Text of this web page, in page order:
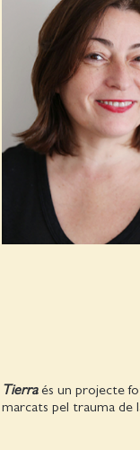
Tierra és un projecte
marcats pel trauma de